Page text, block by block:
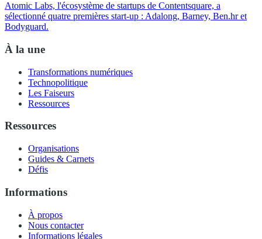
Atomic Labs, l'écosystème de startups de Contentsquare, a
sélectionné quatre premières start-up : Adalong, Barney, Ben.hr et
Bodyguard.
À la une
Transformations numériques
Technopolitique
Les Faiseurs
Ressources
Ressources
Organisations
Guides & Carnets
Défis
Informations
À propos
Nous contacter
Informations légales